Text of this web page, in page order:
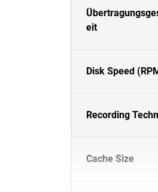
eit
Disk Speed
Recording
Cache Size